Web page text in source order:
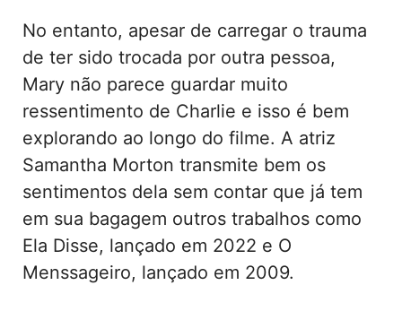
No entanto, apesar de carregar o trauma
de ter sido trocada por outra pessoa,
Mary não parece guardar muito
ressentimento de Charlie e isso é bem
explorando ao longo do filme. A atriz
Samantha Morton transmite bem os
sentimentos dela sem contar que já tem
em sua bagagem outros trabalhos como
Ela Disse, lançado em 2022 e O
Menssageiro, lançado em 2009.